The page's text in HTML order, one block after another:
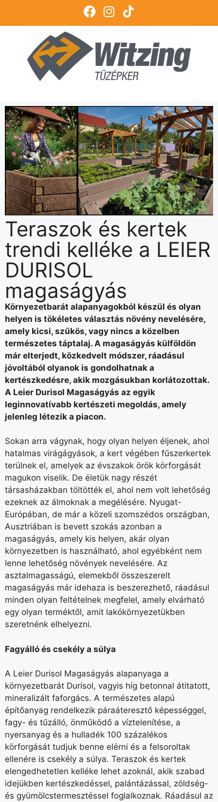
Teraszok és kertek
trendi kelléke a LEIER
DURISOL
magaságyás
Környezetbarát alapanyagokból készül és olyan
helyen is tökéletes választás növény nevelésére,
amely kicsi, szűkös, vagy nincs a közelben
természetes táptalaj. A magaságyás külföldön
már elterjedt, közkedvelt módszer, ráadásul
jóvoltából olyanok is gondolhatnak a
kertészkedésre, akik mozgásukban korlátozottak.
A Leier Durisol Magaságyás az egyik
leginnovatívabb kertészeti megoldás, amely
jelenleg létezik a piacon.
Sokan arra vágynak, hogy olyan helyen éljenek, ahol
hatalmas virágágyások, a kert végében fűszerkertek
terülnek el, amelyek az évszakok örök körforgását
magukon viselik. De életük nagy részét
társasházakban töltötték el, ahol nem volt lehetőség
ezeknek az álmoknak a megélésére. Nyugat-
Európában, de már a közeli szomszédos országban,
Ausztriában is bevett szokás azonban a
magaságyás, amely kis helyen, akár olyan
környezetben is használható, ahol egyébként nem
lenne lehetőség növények nevelésére. Az
asztalmagasságú, elemekből összeszerelt
magaságyás már idehaza is beszerezhető, ráadásul
minden olyan feltételnek megfelel, amely elvárható
egy olyan terméktől, amit lakókörnyezetükben
szeretnénk elhelyezni.
Fagyálló és csekély a súlya
A Leier Durisol Magaságyás alapanyaga a
környezetbarát Durisol, vagyis híg betonnal átitatott,
mineralizált faforgács. A természetes alapú
építőanyag rendelkezik páraáteresztő képességgel,
fagy- és tűzálló, önműködő a víztelenítése, a
nyersanyag és a hulladék 100 százalékos
körforgását tudjuk benne elérni és a felsoroltak
ellenére is csekély a súlya. Teraszok és kertek
elengedhetetlen kelléke lehet azoknál, akik szabad
idejükben kertészkedéssel, palántázással, zöldség-
és gyümölcstermesztéssel foglalkoznak. Ráadásul az